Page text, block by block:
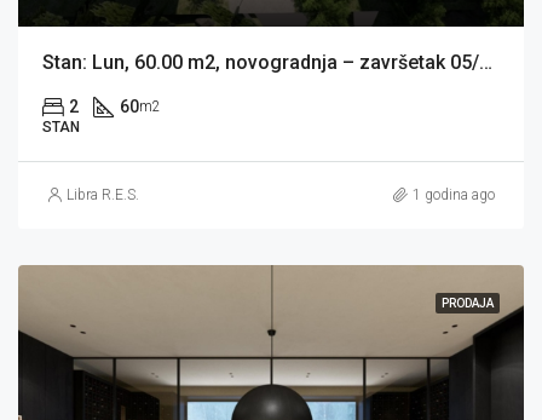
Stan: Lun, 60.00 m2, novogradnja – završetak 05/2026 (prodaja)
2 60m2
STAN
Libra R.E.S. 1 godina ago
PRODAJA